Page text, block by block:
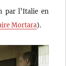
par l’Italie en
Mortara).